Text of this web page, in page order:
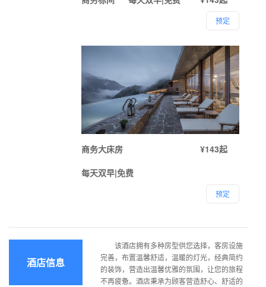
预定
商务大床房
¥143起
每天双早|免费
预定
酒店信息
该酒店拥有多种房型供您选择，客房设施
完善，布置温馨舒适，温暖的灯光，经典简约
的装饰，营造出温馨优雅的氛围，让您的旅程
不再疲惫。酒店秉承为顾客营造舒心、舒适的